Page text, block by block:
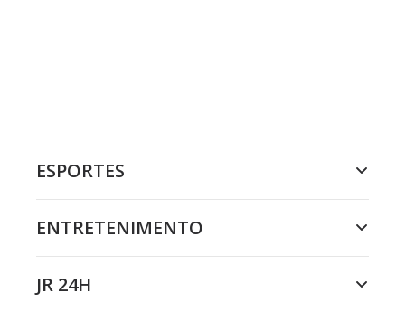
ESPORTES
ENTRETENIMENTO
JR 24H